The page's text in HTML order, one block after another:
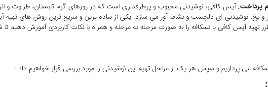
پرداخت.آیس کافی، نوشیدنی محبوب و پرطرفداری است که در روزهای گرم تابستان، طراوت و
یخ، نوشیدنی ای دلچسب و نشاط آور می سازد. یکی از ساده ترین و سریع ترین روش های تهیه
تهیه آیس کافی با نسکافه را به صورت مرحله به مرحله و همراه با نکات کاربردی آموزش دهیم تا
می پردازیم و سپس هر یک از مراحل تهیه این نوشیدنی را مورد بررسی قرار خواهیم داد :